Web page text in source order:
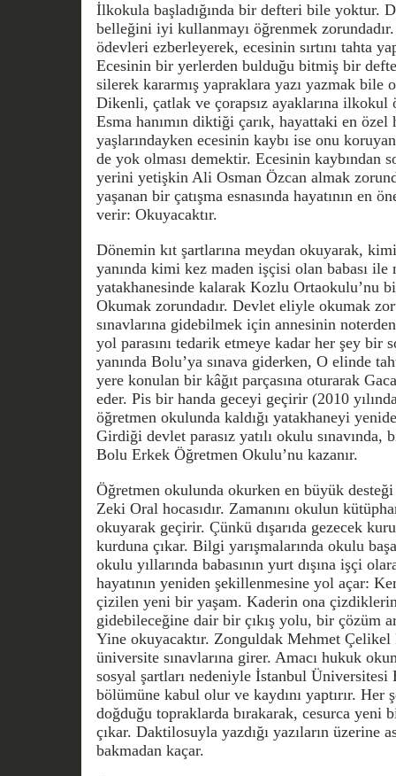
İlkokula başladığında bir defteri bile yoktur.
belleğini iyi kullanmayı öğrenmek
ödevleri ezberleyerek, ecesinin sırtını tahta
Ecesinin bir yerlerden bulduğu bitmiş bir
silerek kararmış yapraklara yazı yazmak bile
Dikenli, çatlak ve çorapsız ayaklarına
Esma hanımın diktiği çarık, hayattaki en
yaşlarındayken ecesinin kaybı ise onu
de yok olması demektir. Ecesinin kaybından
yerini yetişkin Ali Osman Özcan almak
yaşanan bir çatışma esnasında hayatının en
verir: Okuyacaktır.
Dönemin kıt şartlarına meydan okuyarak,
yanında kimi kez maden işçisi olan babası ile
yatakhanesinde kalarak Kozlu Ortaokulu’nu
Okumak zorundadır. Devlet eliyle okumak
sınavlarına gidebilmek için annesinin
yol parasını tedarik etmeye kadar her şey bir
yanında Bolu’ya sınava giderken, O elinde
yere konulan bir kâğıt parçasına oturarak
eder. Pis bir handa geceyi geçirir (2010
öğretmen okulunda kaldığı yatakhaneyi
Girdiği devlet parasız yatılı okulu sınavında,
Bolu Erkek Öğretmen Okulu’nu kazanır.
Öğretmen okulunda okurken en büyük
Zeki Oral hocasıdır. Zamanını okulun
okuyarak geçirir. Çünkü dışarıda gezecek
kurduna çıkar. Bilgi yarışmalarında okulu
okulu yıllarında babasının yurt dışına işçi
hayatının yeniden şekillenmesine yol açar:
çizilen yeni bir yaşam. Kaderin ona
gidebileceğine dair bir çıkış yolu, bir çözüm
Yine okuyacaktır. Zonguldak Mehmet Çelikel
üniversite sınavlarına girer. Amacı hukuk
sosyal şartları nedeniyle İstanbul
bölümüne kabul olur ve kaydını yaptırır. Her
doğduğu topraklarda bırakarak, cesurca yeni
çıkar. Daktilosuyla yazdığı yazıların üzerine
bakmadan kaçar.